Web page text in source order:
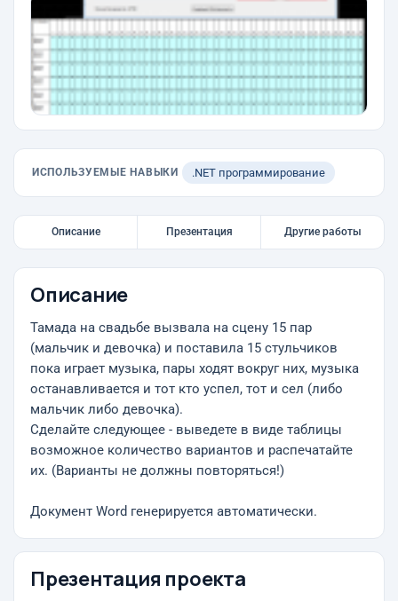
ИСПОЛЬЗУЕМЫЕ НАВЫКИ .NET программирование
Описание Презентация Другие работы
Описание
Тамада на свадьбе вызвала на сцену 15 пар
(мальчик и девочка) и поставила 15 стульчиков
пока играет музыка, пары ходят вокруг них, музыка
останавливается и тот кто успел, тот и сел (либо
мальчик либо девочка).
Сделайте следующее - выведете в виде таблицы
возможное количество вариантов и распечатайте
их. (Варианты не должны повторяться!)
Документ Word генерируется автоматически.
Презентация проекта